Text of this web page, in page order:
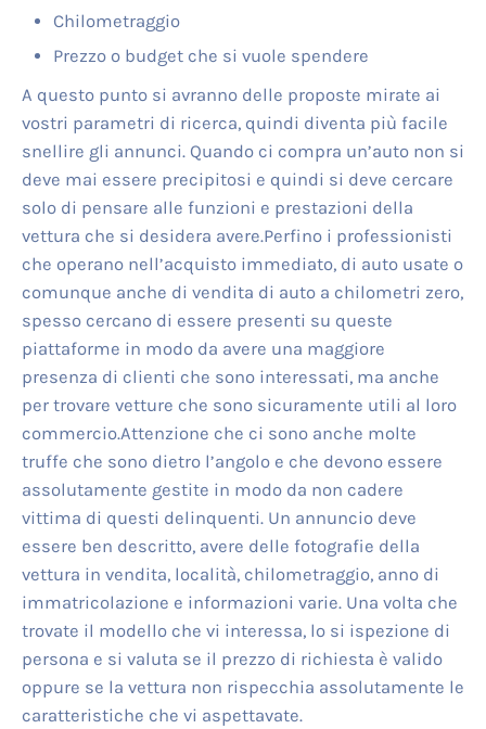
Chilometraggio
Prezzo o budget che si vuole spendere
A questo punto si avranno delle proposte mirate ai
vostri parametri di ricerca, quindi diventa più facile
snellire gli annunci. Quando ci compra un’auto non si
deve mai essere precipitosi e quindi si deve cercare
solo di pensare alle funzioni e prestazioni della
vettura che si desidera avere.Perfino i professionisti
che operano nell’acquisto immediato, di auto usate o
comunque anche di vendita di auto a chilometri zero,
spesso cercano di essere presenti su queste
piattaforme in modo da avere una maggiore
presenza di clienti che sono interessati, ma anche
per trovare vetture che sono sicuramente utili al loro
commercio.Attenzione che ci sono anche molte
truffe che sono dietro l’angolo e che devono essere
assolutamente gestite in modo da non cadere
vittima di questi delinquenti. Un annuncio deve
essere ben descritto, avere delle fotografie della
vettura in vendita, località, chilometraggio, anno di
immatricolazione e informazioni varie. Una volta che
trovate il modello che vi interessa, lo si ispezione di
persona e si valuta se il prezzo di richiesta è valido
oppure se la vettura non rispecchia assolutamente le
caratteristiche che vi aspettavate.